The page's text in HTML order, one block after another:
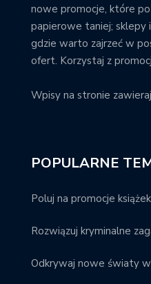
nowe promocje, które
papierowe taniej; sklepy
gdzie warto zajrzeć w
ofert. Korzystaj z
Wpisy na stronie
POPULARNE
Poluj na promocje
Rozwiązuj kryminalne
Odkrywaj nowe światy